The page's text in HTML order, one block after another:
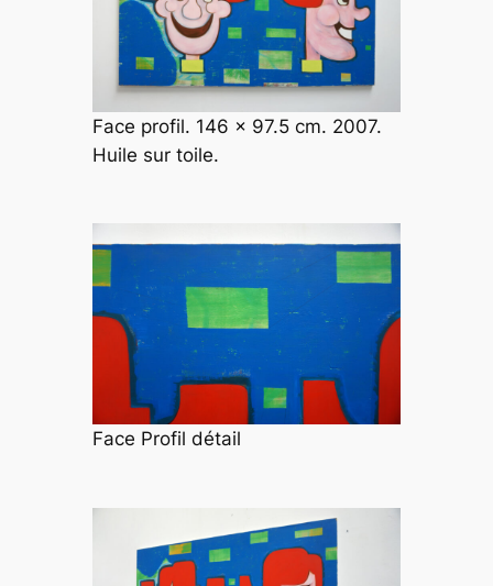
Face profil. 146 x 97.5 cm. 2007.
Huile sur toile.
Face Profil détail